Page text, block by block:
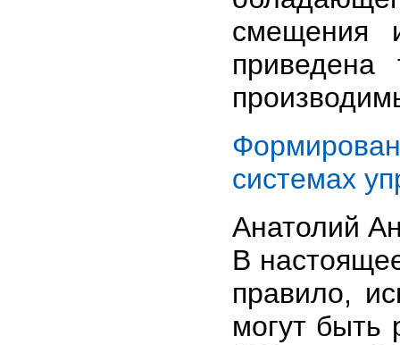
смещения
приведена
системах
Анатолий
В
правило,
могут быть